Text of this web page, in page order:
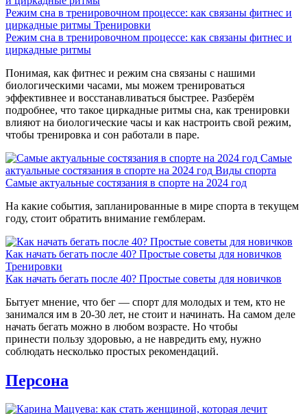
Режим сна в тренировочном процессе: как связаны фитнес и
циркадные ритмы Тренировки
Режим сна в тренировочном процессе: как связаны фитнес и
циркадные ритмы
Понимая, как фитнес и режим сна связаны с нашими
биологическими часами, мы можем тренироваться
эффективнее и восстанавливаться быстрее. Разберём
подробнее, что такое циркадные ритмы сна, как тренировки
влияют на биологические часы и как настроить свой режим,
чтобы тренировка и сон работали в паре.
Самые
актуальные состязания в спорте на 2024 год Виды спорта
Самые актуальные состязания в спорте на 2024 год
На какие события, запланированные в мире спорта в текущем
году, стоит обратить внимание гемблерам.
Как начать бегать после 40? Простые советы для новичков
Тренировки
Как начать бегать после 40? Простые советы для новичков
Бытует мнение, что бег — спорт для молодых и тем, кто не
занимался им в 20-30 лет, не стоит и начинать. На самом деле
начать бегать можно в любом возрасте. Но чтобы
принести пользу здоровью, а не навредить ему, нужно
соблюдать несколько простых рекомендаций.
Персона